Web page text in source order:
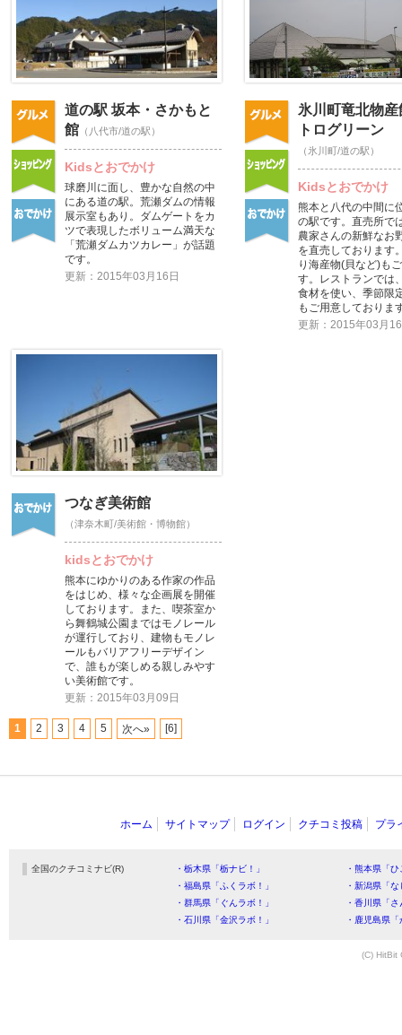
道の駅 坂本・さかもと
館 （八代市/道の駅）
Kidsとおでかけ
球磨川に面し、豊かな自然の中
にある道の駅。荒瀬ダムの情報
展示室もあり。ダムゲートをカ
ツで表現したボリューム満天な
「荒瀬ダムカツカレー」が話題
です。
更新：2015年03月16日
氷川町竜北物産
トログリーン
（氷川町/道の駅）
Kidsとおでかけ
熊本と八代の中間に
の駅です。直売所で
農家さんの新鮮なお
を直売しております
り海産物(貝など)も
す。レストランでは
食材を使い、季節限
もご用意しておりま
更新：2015年03月
つなぎ美術館
（津奈木町/美術館・博物館）
kidsとおでかけ
熊本にゆかりのある作家の作品
をはじめ、様々な企画展を開催
しております。また、喫茶室か
ら舞鶴城公園まではモノレール
が運行しており、建物もモノレ
ールもバリアフリーデザイン
で、誰もが楽しめる親しみやす
い美術館です。
更新：2015年03月09日
1 2 3 4 5 次へ» [6]
ホーム サイトマップ ログイン クチコミ投稿 プラ
全国のクチコミナビ(R) ・栃木県「栃ナビ！」
・熊本県「
・福島県「ふくラボ！」
・新潟県「
・群馬県「ぐんラボ！」
・香川県「
・石川県「金沢ラボ！」
・鹿児島県
(C) HitBit